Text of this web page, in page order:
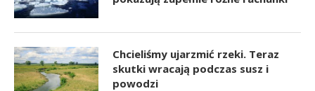
Chcieliśmy ujarzmić rzeki. Teraz
skutki wracają podczas susz i
powodzi